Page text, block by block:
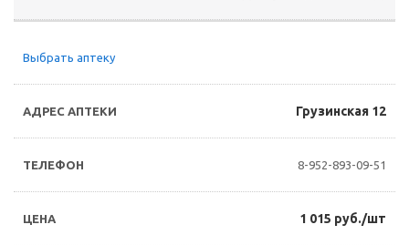
Выбрать аптеку
Грузинская 12
8-952-893-09-51
1 015 руб./шт